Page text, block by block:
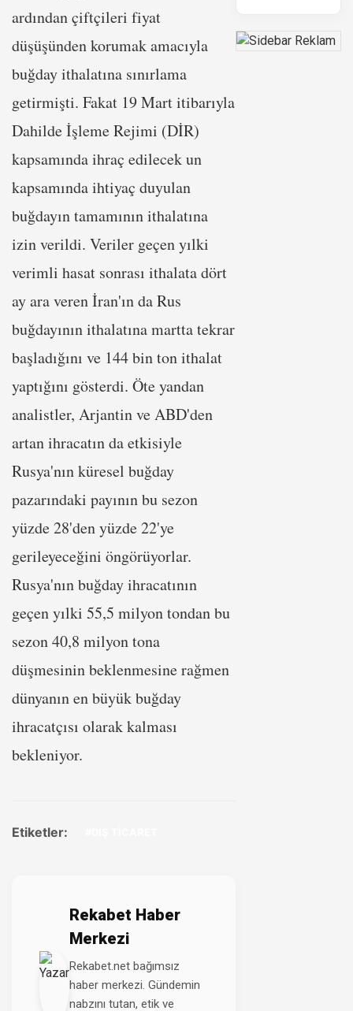
ardından çiftçileri fiyat
düşüşünden korumak amacıyla
buğday ithalatına sınırlama
getirmişti. Fakat 19 Mart itibarıyla
Dahilde İşleme Rejimi (DİR)
kapsamında ihraç edilecek un
kapsamında ihtiyaç duyulan
buğdayın tamamının ithalatına
izin verildi. Veriler geçen yılki
verimli hasat sonrası ithalata dört
ay ara veren İran'ın da Rus
buğdayının ithalatına martta tekrar
başladığını ve 144 bin ton ithalat
yaptığını gösterdi. Öte yandan
analistler, Arjantin ve ABD'den
artan ihracatın da etkisiyle
Rusya'nın küresel buğday
pazarındaki payının bu sezon
yüzde 28'den yüzde 22'ye
gerileyeceğini öngörüyorlar.
Rusya'nın buğday ihracatının
geçen yılki 55,5 milyon tondan bu
sezon 40,8 milyon tona
düşmesinin beklenmesine rağmen
dünyanın en büyük buğday
ihracatçısı olarak kalması
bekleniyor.
Etiketler:
Rekabet Haber
Merkezi
Rekabet.net bağımsız
haber merkezi. Gündemin
nabzını tutan, etik ve